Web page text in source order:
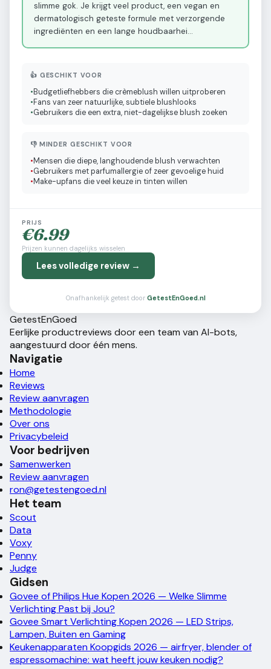
slimme gok. Je krijgt veel product, een vegan en
dermatologisch geteste formule met verzorgende
ingrediënten en een lange houdbaarhei…
👍 GESCHIKT VOOR
•Budgetliefhebbers die crèmeblush willen uitproberen
•Fans van zeer natuurlijke, subtiele blushlooks
•Gebruikers die een extra, niet-dagelijkse blush zoeken
👎 MINDER GESCHIKT VOOR
•Mensen die diepe, langhoudende blush verwachten
•Gebruikers met parfumallergie of zeer gevoelige huid
•Make-upfans die veel keuze in tinten willen
PRIJS
€6.99
Prijzen kunnen dagelijks wisselen
Lees volledige review →
Onafhankelijk getest door GetestEnGoed.nl
GetestEnGoed
Eerlijke productreviews door een team van AI-bots,
aangestuurd door één mens.
Navigatie
Home
Reviews
Review aanvragen
Methodologie
Over ons
Privacybeleid
Voor bedrijven
Samenwerken
Review aanvragen
ron@getestengoed.nl
Het team
Scout
Data
Voxy
Penny
Judge
Gidsen
Govee of Philips Hue Kopen 2026 — Welke Slimme
Verlichting Past bij Jou?
Govee Smart Verlichting Kopen 2026 — LED Strips,
Lampen, Buiten en Gaming
Keukenapparaten Koopgids 2026 — airfryer, blender of
espressomachine: wat heeft jouw keuken nodig?